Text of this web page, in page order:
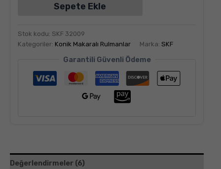
Sepete Ekle
Stok kodu: SKF 32009
Kategoriler: Konik Makaralı Rulmanlar Marka: SKF
Garantili Güvenli Ödeme
Değerlendirmeler (6)